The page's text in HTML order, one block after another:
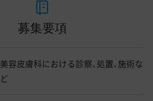
募集要項
美容皮膚科における診察、処置、施術な
ど